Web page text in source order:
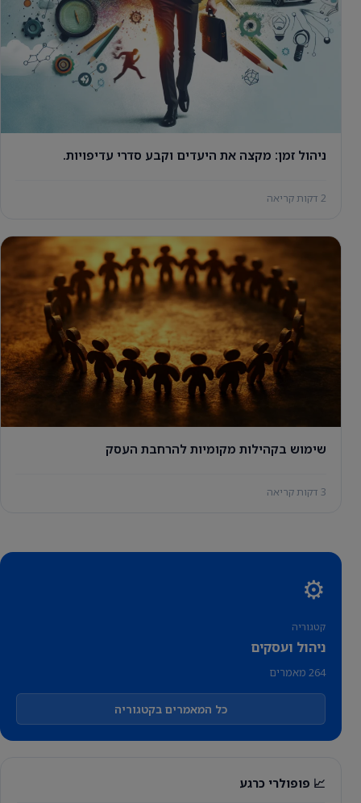
ניהול זמן: מקצה את היעדים וקבע סדרי עדיפויות.
2 דקות קריאה
שימוש בקהילות מקומיות להרחבת העסק
3 דקות קריאה
⚙️
קטגוריה
ניהול ועסקים
264 מאמרים
כל המאמרים בקטגוריה
📈 פופולרי כרגע